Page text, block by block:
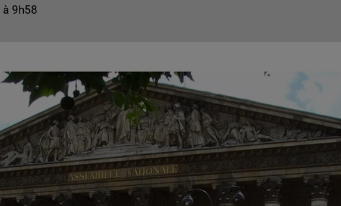
9h58